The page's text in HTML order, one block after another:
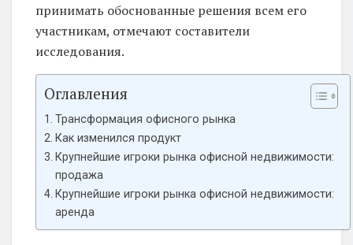
принимать обоснованные решения всем его
участникам, отмечают составители
исследования.
Оглавления
Трансформация офисного рынка
Как изменился продукт
Крупнейшие игроки рынка офисной недвижимости:
продажа
Крупнейшие игроки рынка офисной недвижимости:
аренда